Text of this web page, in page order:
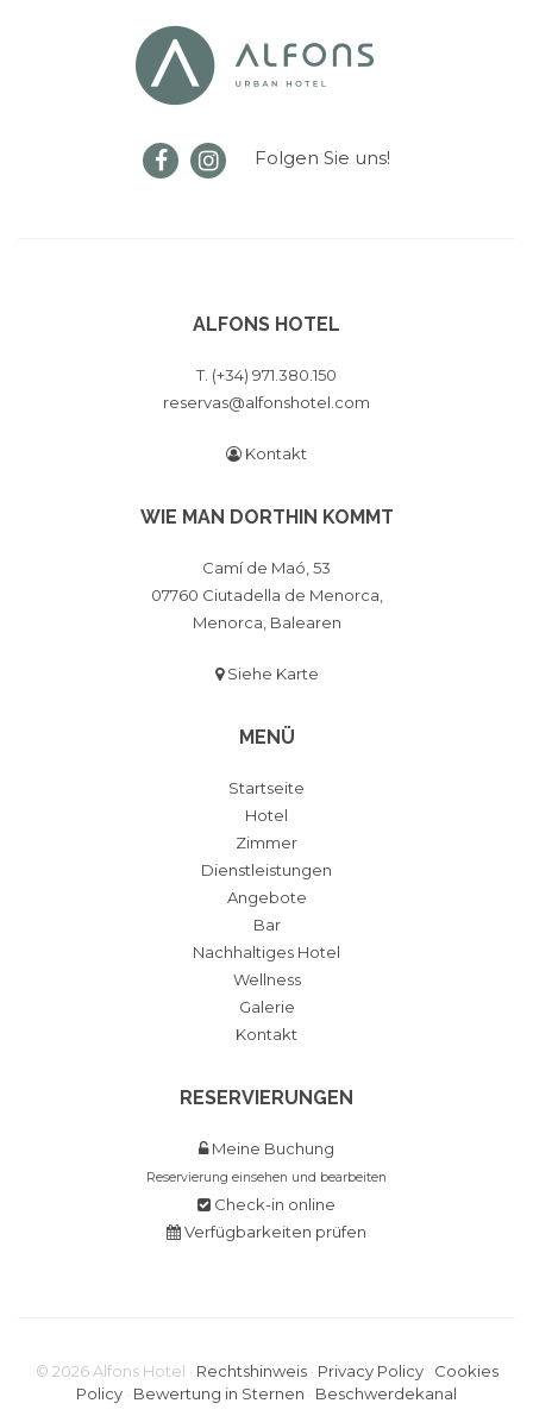
Folgen Sie uns!
ALFONS HOTEL
T. (+34) 971.380.150
reservas@alfonshotel.com
Kontakt
WIE MAN DORTHIN KOMMT
Camí de Maó, 53
07760 Ciutadella de Menorca,
Menorca, Balearen
Siehe Karte
MENÜ
Startseite
Hotel
Zimmer
Dienstleistungen
Angebote
Bar
Nachhaltiges Hotel
Wellness
Galerie
Kontakt
RESERVIERUNGEN
Meine Buchung
Reservierung einsehen und bearbeiten
Check-in online
Verfügbarkeiten prüfen
© 2026Alfons Hotel · Rechtshinweis· Privacy Policy· Cookies
Policy · Bewertung in Sternen · Beschwerdekanal